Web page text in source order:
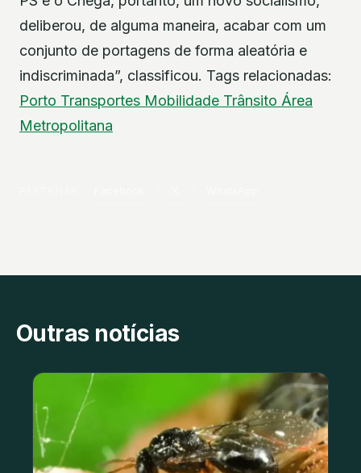
deliberou, de alguma maneira, acabar com um
conjunto de portagens de forma aleatória e
indiscriminada”, classificou. Tags relacionadas:
Porto Transportes Mobilidade Trânsito Área
Metropolitana
Outras notícias